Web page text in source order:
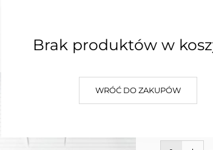
Brak produktów w
WRÓĆ DO ZAKUPÓW
3 kg
39,90